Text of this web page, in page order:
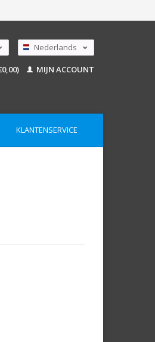
Nederlands
English
MIJN ACCOUNT
KLANTENSERVICE